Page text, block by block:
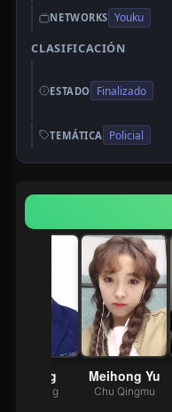
NETWORKS Youku
CLASIFICACIÓN
ESTADO Finalizado
TEMÁTICA Policial
Li Xing
Zhai Xing
Meihong Yu
Chu Qingmu